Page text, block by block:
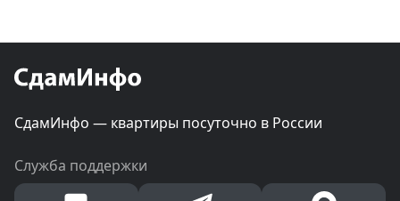
СдамИнфо — квартиры посуточно в России
Служба поддержки